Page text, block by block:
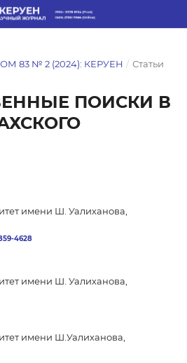
83 № 2 (2024): КЕРУЕН / Статьи
ПОИСКИ В
имени Ш. Уалиханова,
4628
имени Ш. Уалиханова,
имени Ш.Уалиханова,